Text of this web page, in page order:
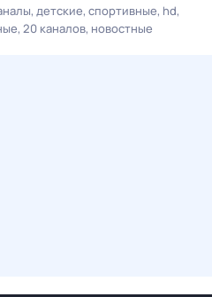
детские спортивные hd
20 каналов новостные